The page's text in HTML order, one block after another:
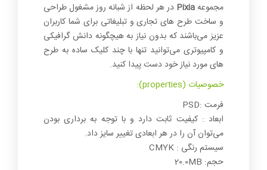
مجموعهPixia در هر لحظه از شبانه روز مشغول طراحی
و ساخت طرح های تجاری و تبلیغاتی برای شما کاربران
عزیز می‌باشند که بدون نیاز به هیچگونه دانش گرافیکی
و کامپیوتری می‌توانید تنها با چند کلیک ساده به طرح
های مورد نیاز خود دست پیدا کنید.
خصوصیات (properties):
فرمت :PSD
ابعاد : کیفیت ثابت دارد و با توجه به برداری بودن
می‌توان آن را در هر ابعادی تغییر سایز داد.
سیستم رنگی : CMYK
حجم: 20.0MB